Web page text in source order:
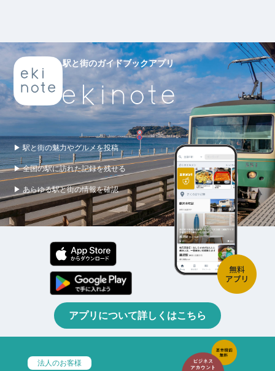
駅と街のガイドブックアプリ
▶ 駅と街の魅力やグルメを投稿
▶ 全国の駅に訪れた記録を残せる
▶ あらゆる駅と街の情報を確認
アプリについて詳しくはこちら
法人のお客様